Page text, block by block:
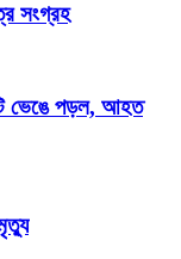
সংগ্রহ
ভেঙে পড়ল, আহত